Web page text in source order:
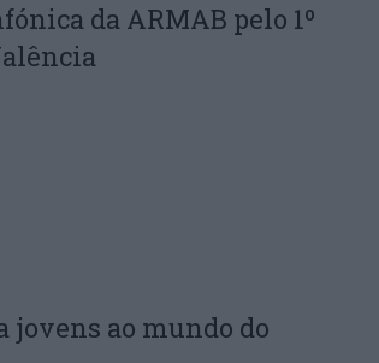
da ARMAB pelo 1º
jovens ao mundo do